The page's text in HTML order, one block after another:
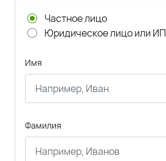
Частное лицо
Юридическое лицо или ИП
Имя
Фамилия